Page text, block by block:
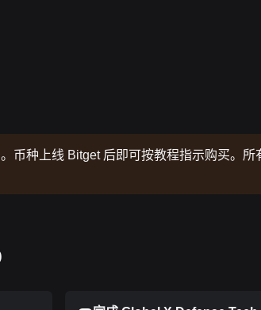
币种上线 Bitget 后即可按教程指示购买。所